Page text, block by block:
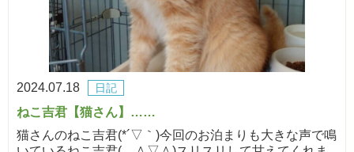
2024.07.18 日記
ねこ吉君【猫さん】……
猫さんのねこ吉君(*´▽｀)今回のお泊まりも大きな声で鳴